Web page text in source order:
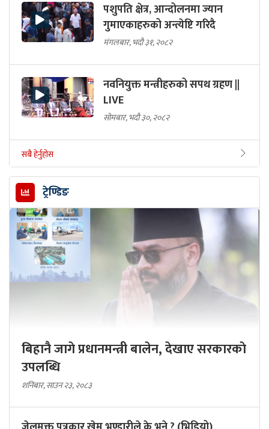
पशुपति क्षेत्र, आन्दोलनमा ज्यान
गुमाएकाहरुको अन्त्येष्टि गरिदै
मंगलबार, भदौ ३१, २०८२
नवनियुक्त मन्त्रीहरुको सपथ ग्रहण ||
LIVE
सोमबार, भदौ ३०, २०८२
सबै हेर्नुहोस
ट्रेण्डिङ
बिहानै जागे प्रधानमन्त्री बालेन, देखाए सरकारकाे
उपलब्धि
शनिबार, साउन २३, २०८३